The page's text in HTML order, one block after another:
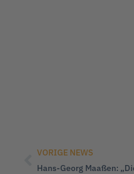
VORIGE NEWS